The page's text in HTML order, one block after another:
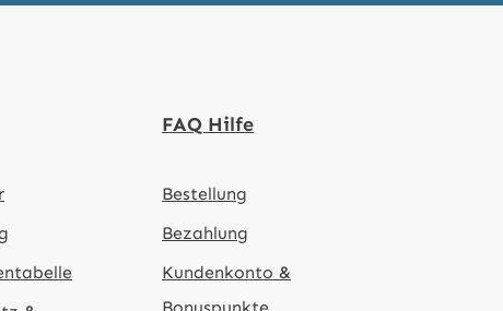
FAQ Hilfe
Bestellung
Bezahlung
Kundenkonto &